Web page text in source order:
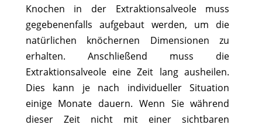
Knochen in der Extraktionsalveole muss
gegebenenfalls aufgebaut werden, um die
natürlichen knöchernen Dimensionen zu
erhalten. Anschließend muss die
Extraktionsalveole eine Zeit lang ausheilen.
Dies kann je nach individueller Situation
einige Monate dauern. Wenn Sie während
dieser Zeit nicht mit einer sichtbaren